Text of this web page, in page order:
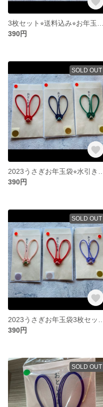
390円
SOLD OUT
390円
SOLD OUT
390円
SOLD OUT